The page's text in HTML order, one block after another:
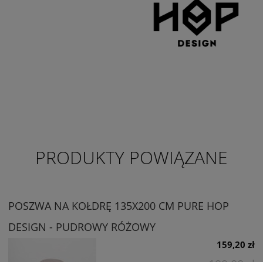
PRODUKTY POWIĄZANE
POSZWA NA KOŁDRĘ 135X200 CM PURE HOP
DESIGN - PUDROWY RÓŻOWY
159,20 zł